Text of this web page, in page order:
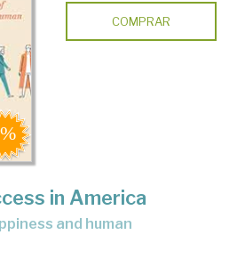
COMPRAR
in America